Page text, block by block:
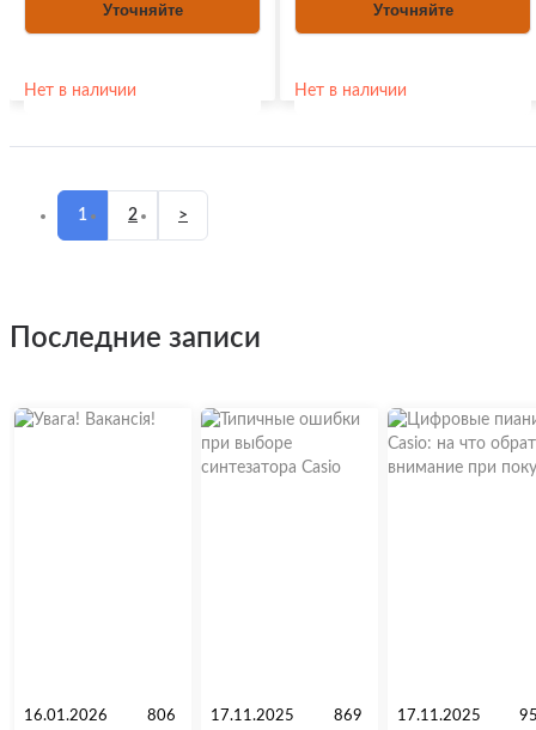
Уточняйте
Нет в наличии
Уточняйте
Нет в наличии
1 2 >
последние записи
16.01.2026
806
17.11.2025
869
17.11.2025